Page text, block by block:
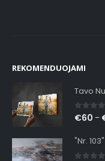
REKOMENDUOJAMI
Tavo
0out
€60 –
"Nr.